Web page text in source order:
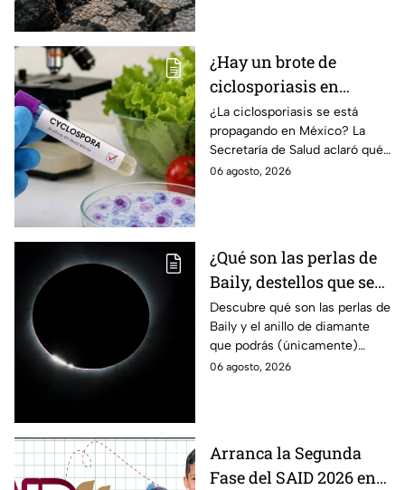
¿Hay un brote de
ciclosporiasis en
México? Salud rompe
el silencio tras 33 casos
detectados
¿La ciclosporiasis se está
propagando en México? La
Secretaría de Salud aclaró qué
ocurre tras la detección de 33
06 agosto, 2026
¿Qué son las perlas de
Baily, destellos que se
podrán ver
ÚNICAMENTE durante
el eclipse solar 2026 del
12 de agosto?
Descubre qué son las perlas de
Baily y el anillo de diamante
que podrás (únicamente)
observar durante el eclipse
06 agosto, 2026
Arranca la Segunda
Fase del SAID 2026 en